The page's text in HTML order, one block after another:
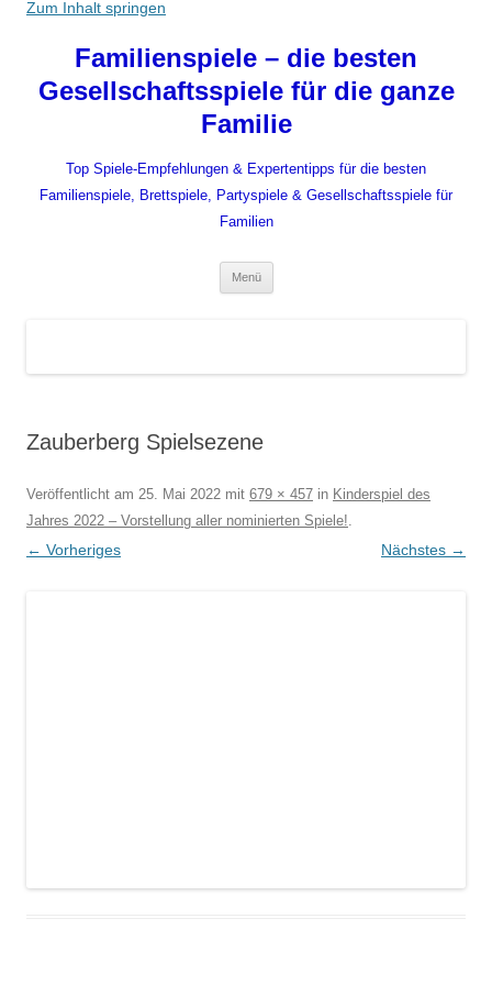
Zum Inhalt springen
Familienspiele – die besten
Gesellschaftsspiele für die ganze
Familie
Top Spiele-Empfehlungen & Expertentipps für die besten
Familienspiele, Brettspiele, Partyspiele & Gesellschaftsspiele für
Familien
Menü
Zauberberg Spielsezene
Veröffentlicht am 25. Mai 2022 mit 679 × 457 in Kinderspiel des
Jahres 2022 – Vorstellung aller nominierten Spiele!.
← Vorheriges Nächstes →